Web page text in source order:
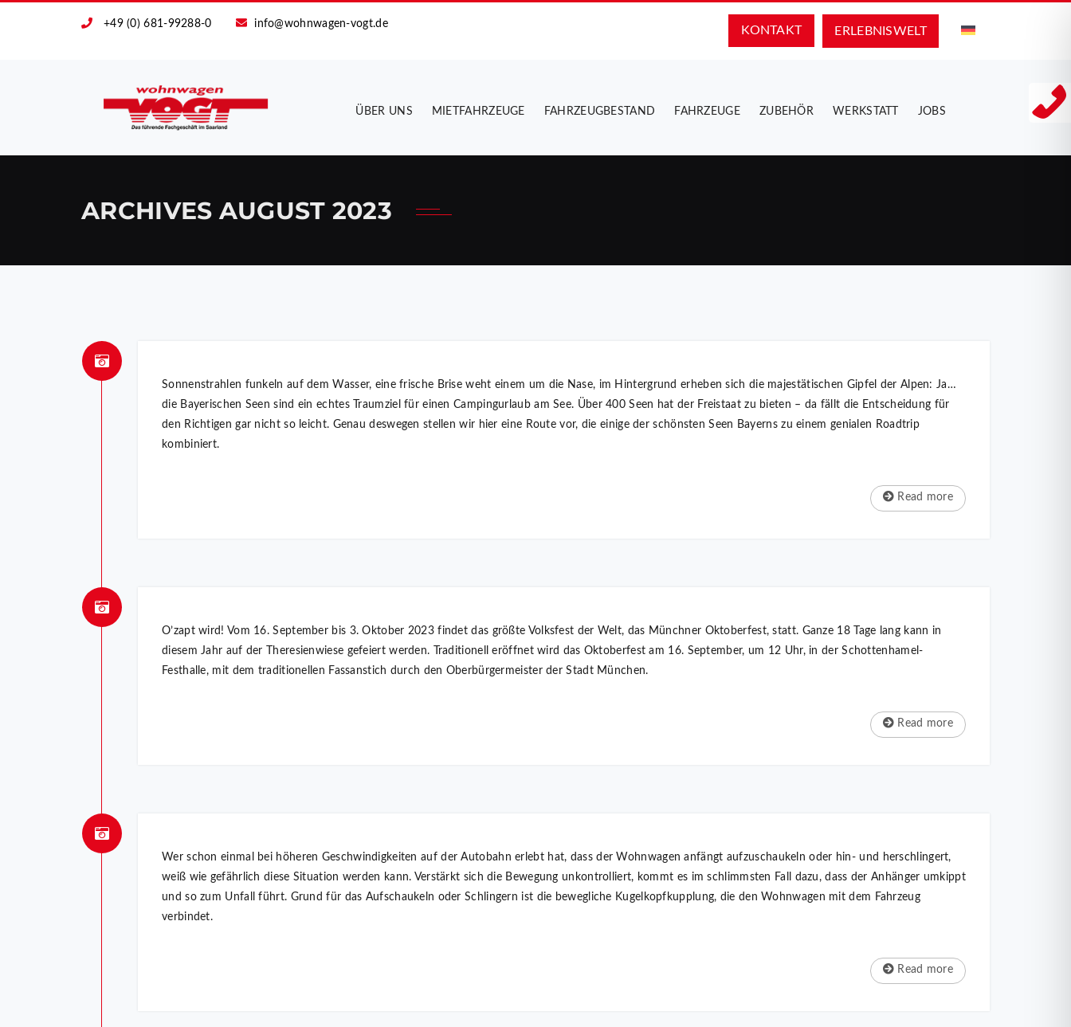
+49 (0) 681-99288-0 info@wohnwagen-vogt.de
ERLEBNIS­WELT
KONTAKT
ÜBER UNS MIETFAHRZEUGE FAHRZEUGBESTAND FAHRZEUGE ZUBEHÖR WERKSTATT JOBS
ARCHIVES AUGUST 2023
Sonnenstrahlen funkeln auf dem Wasser, eine frische Brise weht einem um die Nase, im Hintergrund erheben sich die majestätischen Gipfel der Alpen: Ja…
die Bayerischen Seen sind ein echtes Traumziel für einen Campingurlaub am See. Über 400 Seen hat der Freistaat zu bieten – da fällt die Entscheidung für
den Richtigen gar nicht so leicht. Genau deswegen stellen wir hier eine Route vor, die einige der schönsten Seen Bayerns zu einem genialen Roadtrip
kombiniert.
Read more
O’zapt wird! Vom 16. September bis 3. Oktober 2023 findet das größte Volksfest der Welt, das Münchner Oktoberfest, statt. Ganze 18 Tage lang kann in
diesem Jahr auf der Theresienwiese gefeiert werden. Traditionell eröffnet wird das Oktoberfest am 16. September, um 12 Uhr, in der Schottenhamel-
Festhalle, mit dem traditionellen Fassanstich durch den Oberbürgermeister der Stadt München.
Read more
Wer schon einmal bei höheren Geschwindigkeiten auf der Autobahn erlebt hat, dass der Wohnwagen anfängt aufzuschaukeln oder hin- und herschlingert,
weiß wie gefährlich diese Situation werden kann. Verstärkt sich die Bewegung unkontrolliert, kommt es im schlimmsten Fall dazu, dass der Anhänger umkippt
und so zum Unfall führt. Grund für das Aufschaukeln oder Schlingern ist die bewegliche Kugelkopfkupplung, die den Wohnwagen mit dem Fahrzeug
verbindet.
Read more